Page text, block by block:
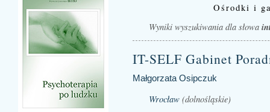
Ośrodki i
Wyniki wyszukiwania dla słowa
IT-SELF Gabinet
Małgorzata Osipczuk
Wrocław(dolnośląskie)